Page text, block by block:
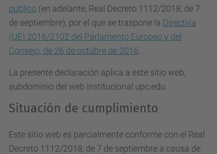
público (en adelante, Real Decreto 1112/2018, de 7
de septiembre), por el que se traspone la Directiva
(UE) 2016/2102 del Parlamento Europeo y del
Consejo, de 26 de octubre de 2016
La presente declaración aplica a este sitio web,
subdominio del web institucional upc.edu.
Situación de cumplimiento
Este sitio web es parcialmente conforme con el Real
Decreto 1112/2018, de 7 de septiembre a causa de